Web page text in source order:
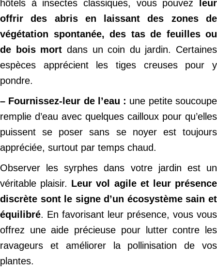
hôtels à insectes classiques, vous pouvez
leur
offrir des abris en laissant des zones de
végétation spontanée, des tas de feuilles ou
de bois mort dans un coin du jardin. Certaines
espèces apprécient les tiges creuses pour y
pondre.
– Fournissez-leur de l’eau : une petite soucoupe
remplie d’eau avec quelques cailloux pour qu’elles
puissent se poser sans se noyer est toujours
appréciée, surtout par temps chaud.
Observer les syrphes dans votre jardin est un
véritable plaisir. Leur vol agile et
leur présence
discrète sont le signe d’un écosystème sain et
équilibré. En favorisant leur présence, vous vous
offrez une aide précieuse pour lutter contre les
ravageurs et améliorer la pollinisation de vos
plantes.